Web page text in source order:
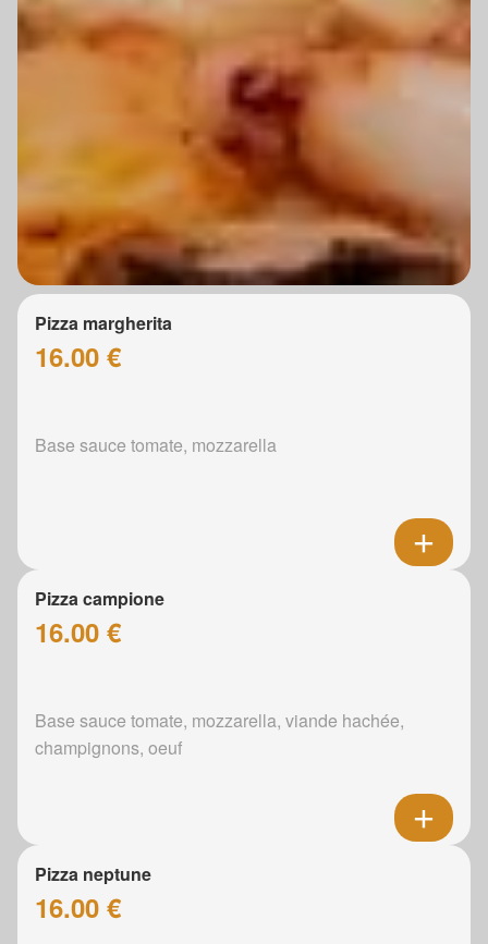
Pizza margherita
16.00 €
Base sauce tomate, mozzarella
Pizza campione
16.00 €
Base sauce tomate, mozzarella, viande hachée,
champignons, oeuf
Pizza neptune
16.00 €